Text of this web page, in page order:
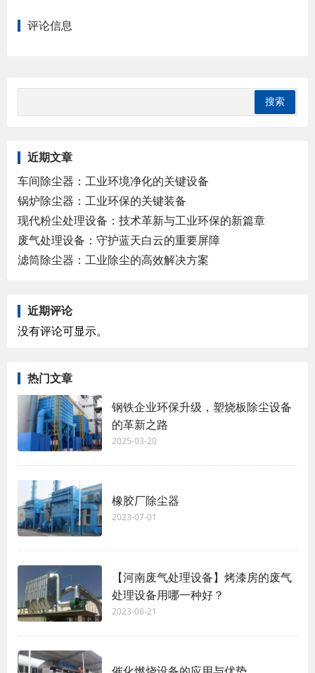
评论信息
近期文章
车间除尘器：工业环境净化的关键设备
锅炉除尘器：工业环保的关键装备
现代粉尘处理设备：技术革新与工业环保的新篇章
废气处理设备：守护蓝天白云的重要屏障
滤筒除尘器：工业除尘的高效解决方案
近期评论
没有评论可显示。
热门文章
钢铁企业环保升级，塑烧板除尘设备
的革新之路
2025-03-20
橡胶厂除尘器
2023-07-01
【河南废气处理设备】烤漆房的废气
处理设备用哪一种好？
2023-06-21